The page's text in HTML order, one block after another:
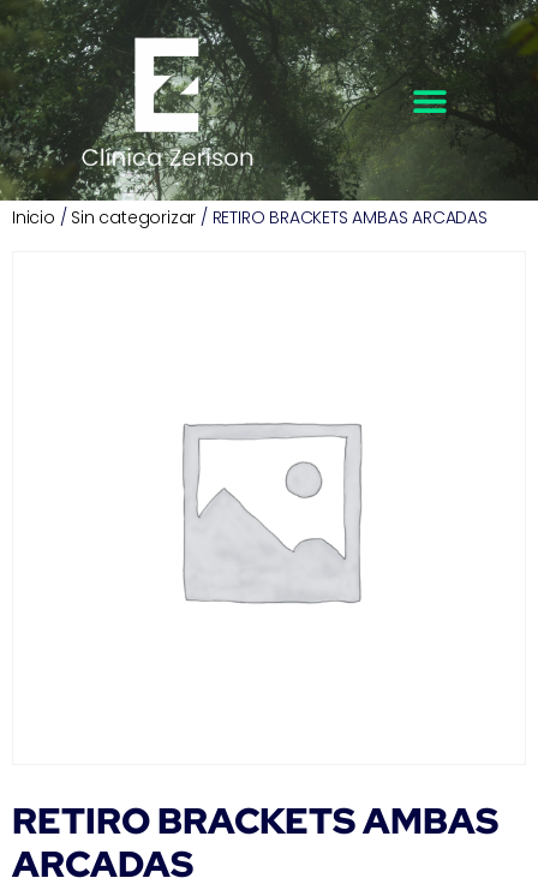
Inicio / Sin categorizar / RETIRO BRACKETS AMBAS ARCADAS
RETIRO BRACKETS AMBAS
ARCADAS